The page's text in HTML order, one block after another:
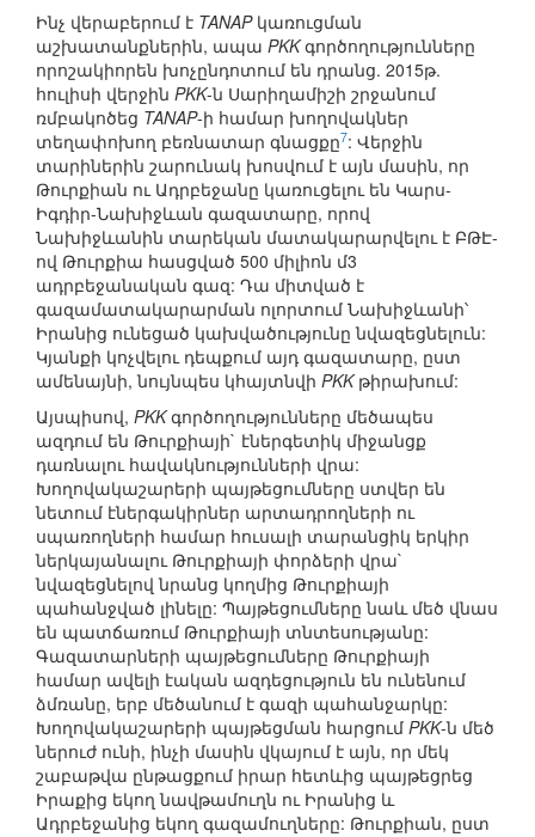
Ինչ վերաբերում է TANAPկառուցման
աշխատանքներին, ապա PKKգործողությունները
որոշակիորեն խոչընդոտում են դրանց. 2015թ.
հուլիսի վերջին PKK-ն Սարիղամիշի շրջանում
ռմբակոծեց TANAP-ի համար խողովակներ
տեղափոխող բեռնատար գնացքը7: Վերջին
տարիներին շարունակ խոսվում է այն մասին, որ
Թուրքիան ու Ադրբեջանը կառուցելու են Կարս-
Իգդիր-Նախիջևան գազատարը, որով
Նախիջևանին տարեկան մատակարարվելու է ԲԹԷ-
ով Թուրքիա հասցված 500 միլիոն մ3
ադրբեջանական գազ: Դա միտված է
գազամատակարարման ոլորտում Նախիջևանի՝
Իրանից ունեցած կախվածությունը նվազեցնելուն:
Կյանքի կոչվելու դեպքում այդ գազատարը, ըստ
ամենայնի, նույնպես կհայտնվի PKKթիրախում:
Այսպիսով, PKKգործողությունները մեծապես
ազդում են Թուրքիայի` էներգետիկ միջանցք
դառնալու հավակնությունների վրա:
Խողովակաշարերի պայթեցումները ստվեր են
նետում էներգակիրներ արտադրողների ու
սպառողների համար հուսալի տարանցիկ երկիր
ներկայանալու Թուրքիայի փորձերի վրա`
նվազեցնելով նրանց կողմից Թուրքիայի
պահանջված լինելը: Պայթեցումները նաև մեծ վնաս
են պատճառում Թուրքիայի տնտեսությանը:
Գազատարների պայթեցումները Թուրքիայի
համար ավելի էական ազդեցություն են ունենում
ձմռանը, երբ մեծանում է գազի պահանջարկը:
Խողովակաշարերի պայթեցման հարցում PKK-ն մեծ
ներուժ ունի, ինչի մասին վկայում է այն, որ մեկ
շաբաթվա ընթացքում իրար հետևից պայթեցրեց
Իրաքից եկող նավթամուղն ու Իրանից և
Ադրբեջանից եկող գազամուղները: Թուրքիան, ըստ